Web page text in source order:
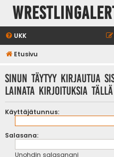
UKK
Etusivu
Sinun täytyy kirjautua
lainata kirjoituksia
Käyttäjätunnus:
Salasana:
Unohdin salasanani